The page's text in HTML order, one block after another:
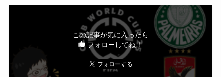
この記事が気に入ったら
フォローしてね！